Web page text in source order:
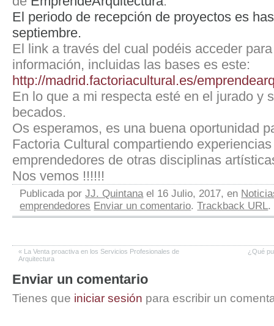
El periodo de recepción de proyectos es
septiembre.
El link a través del cual podéis acceder
información, incluidas las bases es este:
http://madrid.factoriacultural.es/
En lo que a mi respecta esté en el jurado y
becados.
Os esperamos, es una buena oportunidad
Factoria Cultural compartiendo
emprendedores de otras disciplinas
Nos vemos !!!!!!
Publicada porJJ. Quintanael 16 Julio, 2017, en
emprendedores Enviar un comentario.Trackback URL.
« La Venta proactiva en los Servicios Profesionales de
Arquitectura
¿Qué
Enviar un comentario
Tienes que iniciar sesión para escribir un